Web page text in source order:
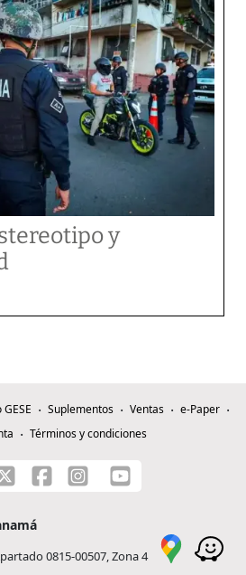
y
Suplementos Ventas
e-Paper
Términos y condiciones
0815-00507, Zona 4